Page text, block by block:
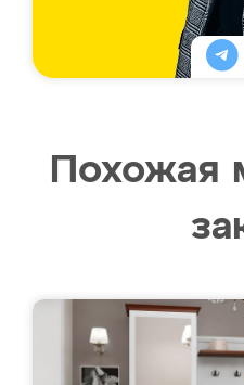
Похожая